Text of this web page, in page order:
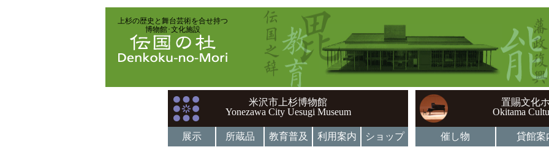
上杉の歴史と舞台芸術を合せ持つ
博物館･文化施設
米沢市上杉博物館
Yonezawa City Uesugi Museum
展示 所蔵品 教育普及 利用案内 ショップ
置賜文化
Okitama
催し物 貸館案